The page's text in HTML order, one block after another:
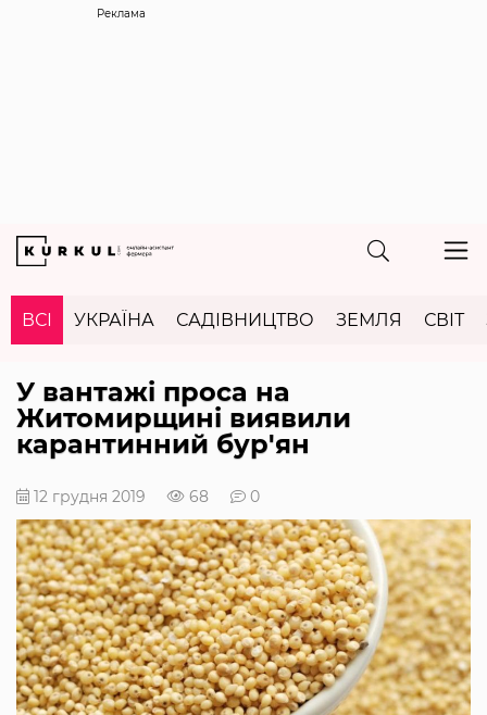
Реклама
ВСІ УКРАЇНА САДІВНИЦТВО ЗЕМЛЯ СВІТ
У вантажі проса на
Житомирщині виявили
карантинний бур'ян
12 грудня 2019 68 0